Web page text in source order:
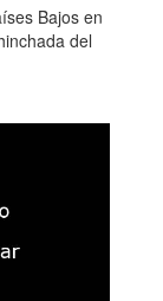
Bajos en
del